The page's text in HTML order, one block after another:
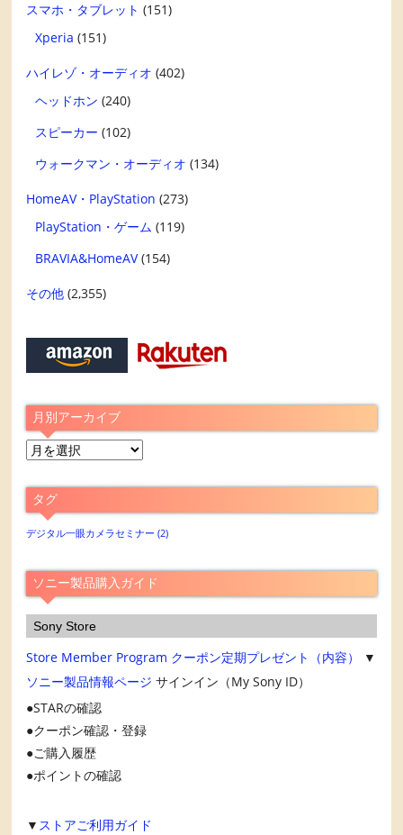
スマホ・タブレット (151)
Xperia (151)
ハイレゾ・オーディオ (402)
ヘッドホン (240)
スピーカー (102)
ウォークマン・オーディオ (134)
HomeAV・PlayStation (273)
PlayStation・ゲーム (119)
BRAVIA&HomeAV(154)
その他 (2,355)
月別アーカイブ
月
ア
ー
カ
ブ
タグ
デジタル一眼カメラセミナー (2)
ソニー製品購入ガイド
Sony Store
Store Member Program クーポン定期プレゼント（内容）
▼
ソニー製品情報ページ サインイン（My Sony ID）
STARの確認
クーポン確認・登録
ご購入履歴
ポイントの確認
▼ ストアご利用ガイド